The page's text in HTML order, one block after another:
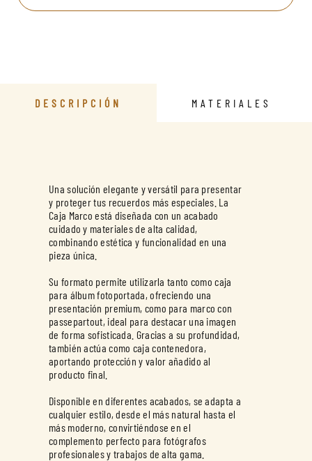
DESCRIPCIÓN MATERIALES
Una solución elegante y versátil para presentar
y proteger tus recuerdos más especiales. La
Caja Marco está diseñada con un acabado
cuidado y materiales de alta calidad,
combinando estética y funcionalidad en una
pieza única.
Su formato permite utilizarla tanto como caja
para álbum fotoportada, ofreciendo una
presentación premium, como para marco con
passepartout, ideal para destacar una imagen
de forma sofisticada. Gracias a su profundidad,
también actúa como caja contenedora,
aportando protección y valor añadido al
producto final.
Disponible en diferentes acabados, se adapta a
cualquier estilo, desde el más natural hasta el
más moderno, convirtiéndose en el
complemento perfecto para fotógrafos
profesionales y trabajos de alta gama.